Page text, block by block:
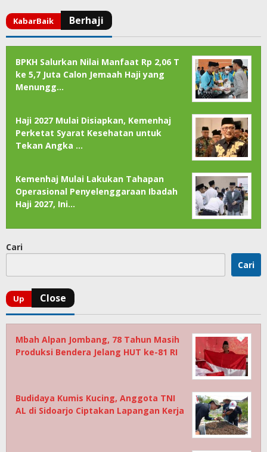
BPKH Salurkan Nilai Manfaat Rp 2,06 T
ke 5,7 Juta Calon Jemaah Haji yang
Menungg…
Haji 2027 Mulai Disiapkan, Kemenhaj
Perketat Syarat Kesehatan untuk
Tekan Angka …
Kemenhaj Mulai Lakukan Tahapan
Operasional Penyelenggaraan Ibadah
Haji 2027, Ini…
Cari
Cari
Mbah Alpan Jombang, 78 Tahun Masih
Produksi Bendera Jelang HUT ke-81 RI
Budidaya Kumis Kucing, Anggota TNI
AL di Sidoarjo Ciptakan Lapangan Kerja